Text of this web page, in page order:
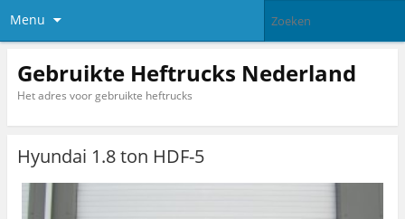
Menu
Gebruikte Heftrucks Nederland
Het adres voor gebruikte heftrucks
Hyundai 1.8 ton HDF-5